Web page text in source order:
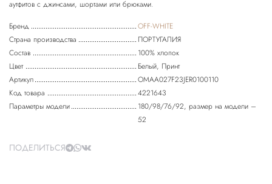
Бренд
OFF-WHITE
Страна производства
ПОРТУГАЛИЯ
Состав
100% хлопок
Цвет
Белый, Принт
Артикул
OMAA027F23JER0100110
Код товара
4221643
Параметры модели
180/98/76/92, размер на модели –
52
ПОДЕЛИТЬСЯ